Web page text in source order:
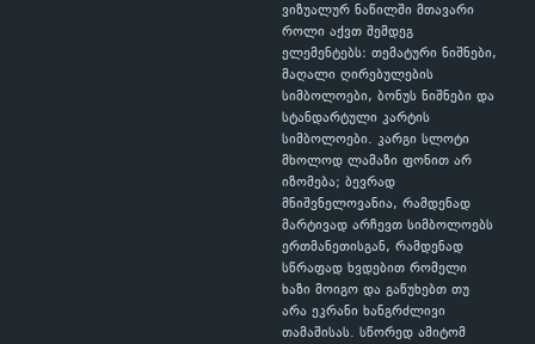
ვიზუალურ ნაწილში მთავარი
როლი აქვთ შემდეგ
ელემენტებს: თემატური ნიშნები,
მაღალი ღირებულების
სიმბოლოები, ბონუს ნიშნები და
სტანდარტული კარტის
სიმბოლოები. კარგი სლოტი
მხოლოდ ლამაზი ფონით არ
იზომება; ბევრად
მნიშვნელოვანია, რამდენად
მარტივად არჩევთ სიმბოლოებს
ერთმანეთისგან, რამდენად
სწრაფად ხვდებით რომელი
ხაზი მოიგო და გაწუხებთ თუ
არა ეკრანი ხანგრძლივი
თამაშისას. სწორედ ამიტომ